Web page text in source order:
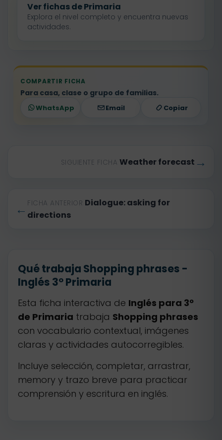
Ver fichas de Primaria
Explora el nivel completo y encuentra nuevas
actividades.
COMPARTIR FICHA
Para casa, clase o grupo de familias.
WhatsApp Email Copiar
← FICHA ANTERIOR Dialogue: asking for
directions
SIGUIENTE FICHA Weather forecast →
Qué trabaja Shopping phrases -
Inglés 3º Primaria
Esta ficha interactiva de Inglés para 3º
de Primaria trabaja Shopping phrases
con vocabulario contextual, imágenes
claras y actividades autocorregibles.
Incluye selección, completar, arrastrar,
memory y trazo breve para practicar
comprensión y escritura en inglés.